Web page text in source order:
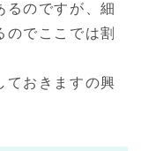
るのですが、細
でここでは割
ておきますの興